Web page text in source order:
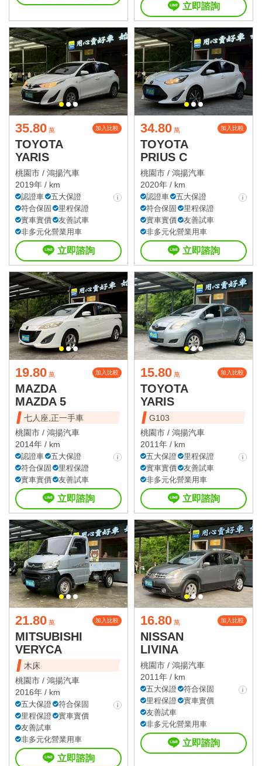
立即諮詢
35.80 萬 加入比較
TOYOTA
YARIS
桃園市 / 鴻揚汽車
2019年 / km
認證車
五大保證
符合保固
里程保證
實車實價
友善試車
非多元化營業用車
立即諮詢
34.80 萬 加入比較
TOYOTA
PRIUS C
桃園市 / 鴻揚汽車
2020年 / km
認證車
五大保證
符合保固
里程保證
實車實價
友善試車
非多元化營業用車
立即諮詢
19.80 萬 加入比較
MAZDA
MAZDA 5
七人座,正一手車
桃園市 / 鴻揚汽車
2014年 / km
認證車
五大保證
符合保固
里程保證
實車實價
友善試車
立即諮詢
15.80 萬 加入比較
TOYOTA
YARIS
G103
桃園市 / 鴻揚汽車
2011年 / km
五大保證
里程保證
實車實價
友善試車
非多元化營業用車
立即諮詢
21.80 萬 加入比較
MITSUBISHI
VERYCA
木床
桃園市 / 鴻揚汽車
2016年 / km
五大保證
符合保固
里程保證
實車實價
友善試車
非多元化營業用車
立即諮詢
16.80 萬 加入比較
NISSAN
LIVINA
桃園市 / 鴻揚汽車
2011年 / km
五大保證
符合保固
里程保證
實車實價
友善試車
非多元化營業用車
立即諮詢